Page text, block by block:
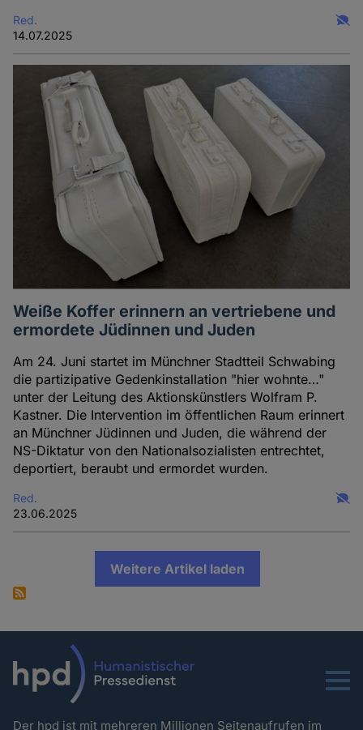
Red.
14.07.2025
Weiße Koffer erinnern an vertriebene und
ermordete Jüdinnen und Juden
Am 24. Juni startet im Münchner Stadtteil Schwabing
die partizipative Gedenkinstallation "hier wohnte…"
unter der Leitung des Aktionskünstlers Wolfram P.
Kastner. Die Intervention im öffentlichen Raum erinnert
an Münchner Jüdinnen und Juden, die während der
NS-Diktatur von den Nationalsozialisten entrechtet,
deportiert, beraubt und ermordet wurden.
Red.
23.06.2025
Weitere Artikel laden
Menu
Der hpd ist mit mehreren Millionen Seitenaufrufen im